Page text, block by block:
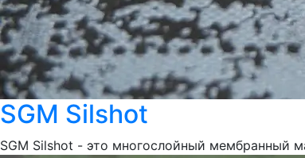
SGM Silshot
SGM Silshot - это многослойный мембранный